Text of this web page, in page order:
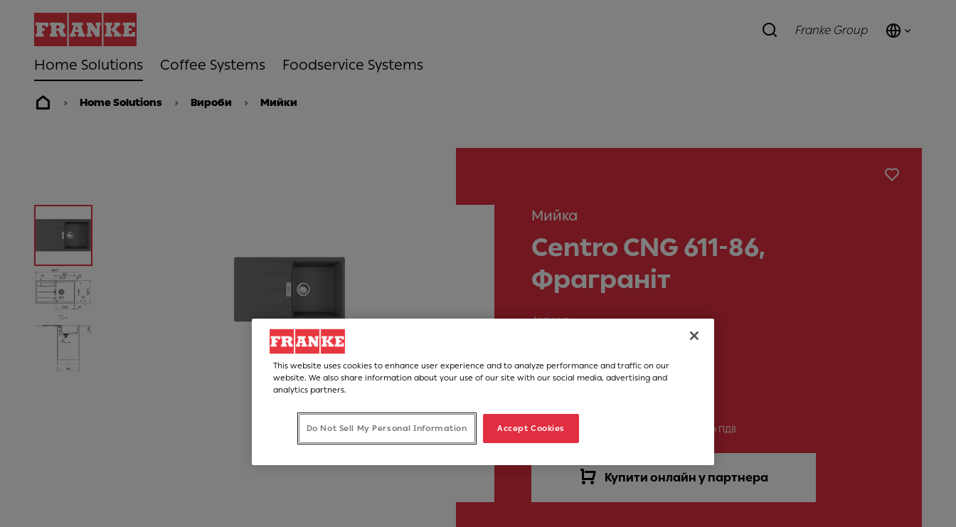
Home Solutions Coffee Systems Foodservice Systems
Franke Group
Home Solutions Вироби Мийки
Мийка
Centro CNG 611-86,
Фраграніт
Артикул
Рекомендована роздрібна ціна включаючи ПДВ
Купити онлайн у партнера
This website uses cookies to enhance user experience and to analyze performance and traffic on our
website. We also share information about your use of our site with our social media, advertising and
analytics partners.
Do Not Sell My Personal Information Accept Cookies